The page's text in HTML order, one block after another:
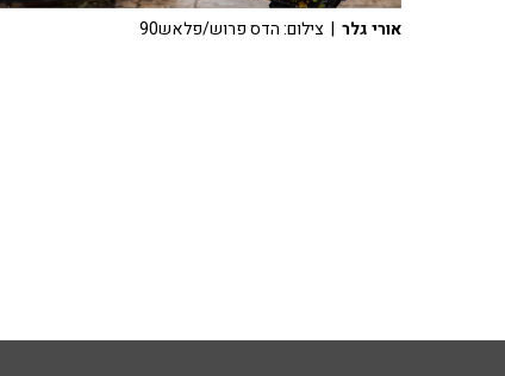
אורי גלר | צילום: הדס פרוש/פלאש90